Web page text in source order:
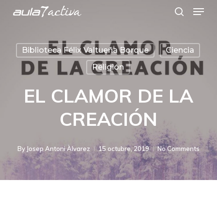
content
Menu
Biblioteca Félix Valtueña Borque
Ciencia
Religión
EL CLAMOR DE LA
CREACIÓN
By Josep Antoni Àlvarez 15 octubre, 2019 No Comments